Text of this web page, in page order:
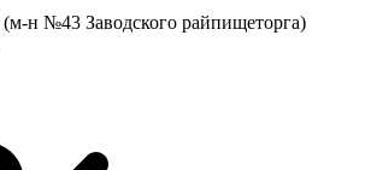
(м-н №43 Заводского райпищеторга)